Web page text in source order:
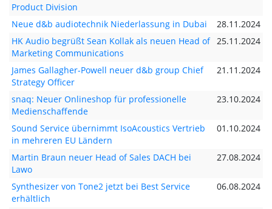
Product Division
Neue d&b audiotechnik Niederlassung in Dubai
28.11.2024
HK Audio begrüßt Sean Kollak als neuen Head of
Marketing Communications
25.11.2024
James Gallagher-Powell neuer d&b group Chief
Strategy Officer
21.11.2024
snaq: Neuer Onlineshop für professionelle
Medienschaffende
23.10.2024
Sound Service übernimmt IsoAcoustics Vertrieb
in mehreren EU Ländern
01.10.2024
Martin Braun neuer Head of Sales DACH bei
Lawo
27.08.2024
Synthesizer von Tone2 jetzt bei Best Service
erhältlich
06.08.2024